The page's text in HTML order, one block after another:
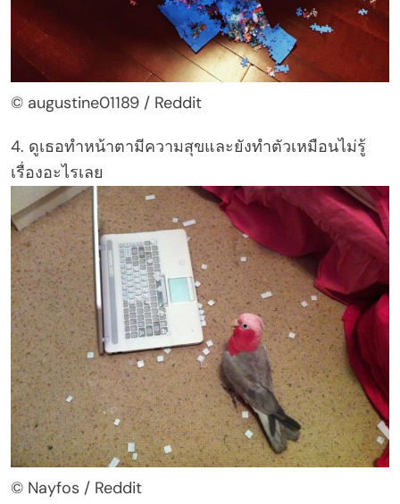
© augustine01189 / Reddit
4. ดูเธอทำหน้าตามีความสุขและยังทำตัวเหมือนไม่รู้
เรื่องอะไรเลย
© Nayfos / Reddit